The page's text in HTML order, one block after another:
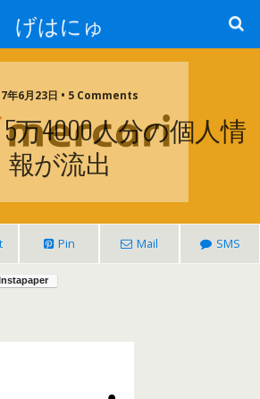
げはにゅ
年6月23日 • 5 Comments
万4000人分の個人情
報が流出
Pin Mail SMS